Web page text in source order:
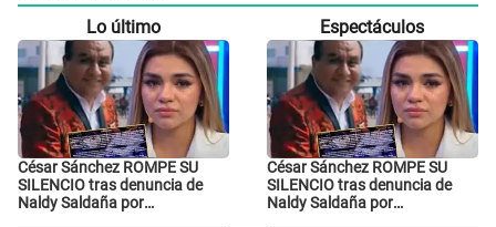
Lo último
César Sánchez ROMPE SU
SILENCIO tras denuncia de
Naldy Saldaña por
Espectáculos
César Sánchez ROMPE SU
SILENCIO tras denuncia de
Naldy Saldaña por